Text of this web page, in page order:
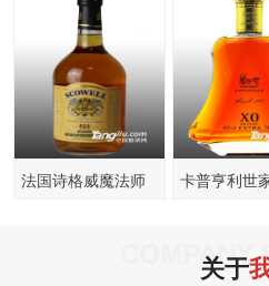
法国诗格威魔法师
卡普亨利世
COMPANY
关于